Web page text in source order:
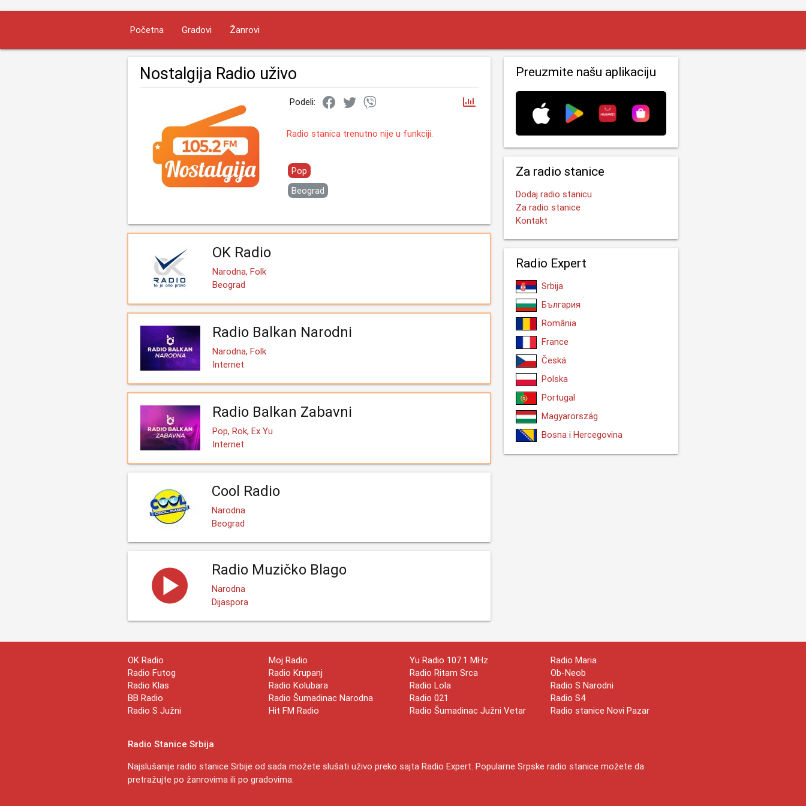
Početna Gradovi Žanrovi
Nostalgija Radio uživo
Podeli:
Radio stanica trenutno nije u funkciji.
Pop
Beograd
OK Radio
Narodna, Folk
Beograd
Radio Balkan Narodni
Narodna, Folk
Internet
Radio Balkan Zabavni
Pop, Rok, Ex Yu
Internet
Cool Radio
Narodna
Beograd
Radio Muzičko Blago
Narodna
Dijaspora
Preuzmite našu aplikaciju
Za radio stanice
Dodaj radio stanicu
Za radio stanice
Kontakt
Radio Expert
Srbija
България
România
France
Česká
Polska
Portugal
Magyarország
Bosna i Hercegovina
OK Radio
Radio Futog
Radio Klas
BB Radio
Radio S Južni
Moj Radio
Radio Krupanj
Radio Kolubara
Radio Šumadinac Narodna
Hit FM Radio
Yu Radio 107.1 MHz
Radio Ritam Srca
Radio Lola
Radio 021
Radio Šumadinac Južni Vetar
Radio Maria
Ob-Neob
Radio S Narodni
Radio S4
Radio stanice Novi Pazar
Radio Stanice Srbija
Najslušanije radio stanice Srbije od sada možete slušati uživo preko sajta Radio Expert. Popularne Srpske radio stanice možete da
pretražujte po žanrovima ili po gradovima.